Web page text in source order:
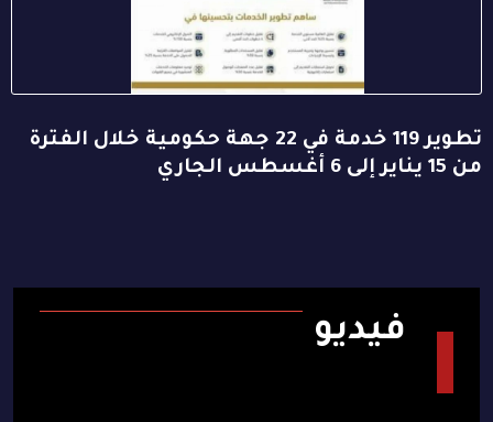
تطوير 119 خدمة في 22 جهة حكومية خلال الفترة
من 15 يناير إلى 6 أغسطس الجاري
فيديو